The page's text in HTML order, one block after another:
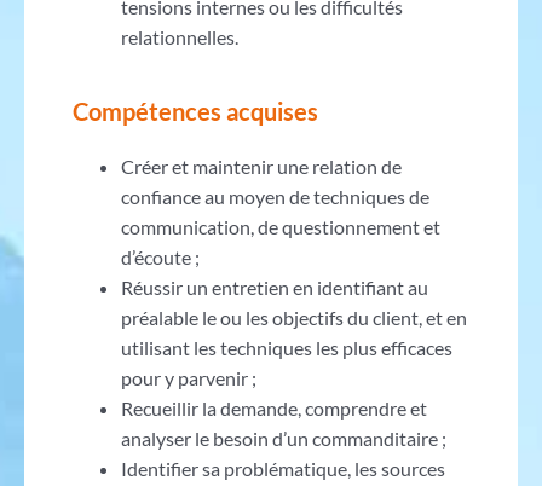
tensions internes ou les difficultés
relationnelles.
Compétences acquises
Créer et maintenir une relation de
confiance au moyen de techniques de
communication, de questionnement et
d’écoute ;
Réussir un entretien en identifiant au
préalable le ou les objectifs du client, et en
utilisant les techniques les plus efficaces
pour y parvenir ;
Recueillir la demande, comprendre et
analyser le besoin d’un commanditaire ;
Identifier sa problématique, les sources